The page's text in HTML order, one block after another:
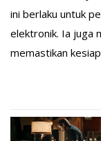
ini berlaku untuk
elektronik. Ia juga
memastikan